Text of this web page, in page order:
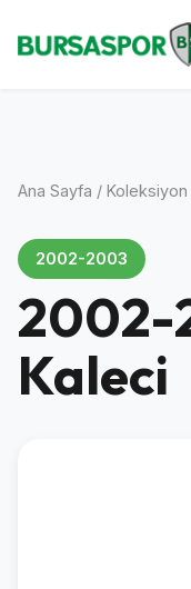
Ana Sayfa / Koleksiyon
2002-2003
2002-
Kaleci